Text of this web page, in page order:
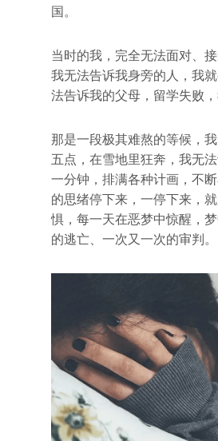
国。
当时的我，完全无法面对、接
我无法告诉我身旁的人，我
法告诉我的父母，留学失败，
那是一段极其难熬的等候，
五点，在雪地里狂奔，我无
一分钟，排满各种计画，不
的思绪停下来，一停下来，
惧，每一天在恶梦中惊醒，
的逃亡、一次又一次的审判。